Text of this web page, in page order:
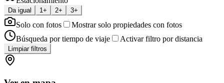
Da igual 1+ 2+ 3+
Solo con fotos
Mostrar solo propiedades con fotos
Búsqueda por tiempo de viaje
Activar filtro por distancia
Limpiar filtros